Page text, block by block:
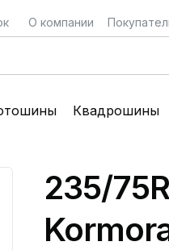
О компании
Квадрошины
235/